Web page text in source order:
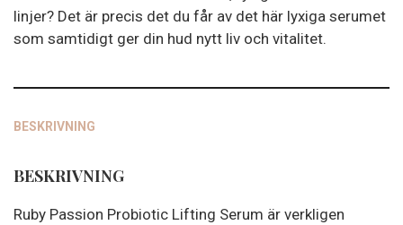
mängd
linjer? Det är precis det du får av det här lyxiga serumet
som samtidigt ger din hud nytt liv och vitalitet.
BESKRIVNING
BESKRIVNING
Ruby Passion Probiotic Lifting Serum är verkligen